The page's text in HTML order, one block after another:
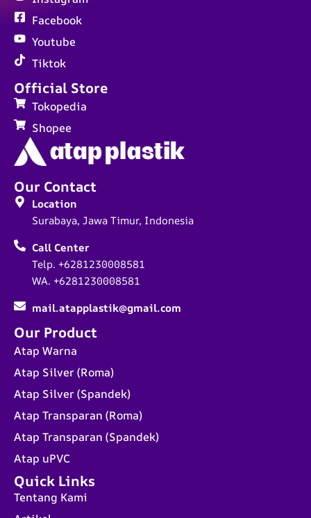
Quick Links
Tentang Kami
Our Product
Atap Warna
Atap Silver (Roma)
Atap Silver (Spandek)
Atap Transparan (Roma)
Atap Transparan (Spandek)
Atap uPVC
Our Contact
Location
Surabaya, Jawa Timur, Indonesia
Call Center
Telp. +6281230008581
WA. +6281230008581
mail.atapplastik@gmail.com
Official Store
Tokopedia
Shopee
Facebook
Youtube
Tiktok